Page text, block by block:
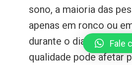
sono, a maioria das
apenas em ronco ou
durante o dia. Porém,
qualidade pode afetar
Fale